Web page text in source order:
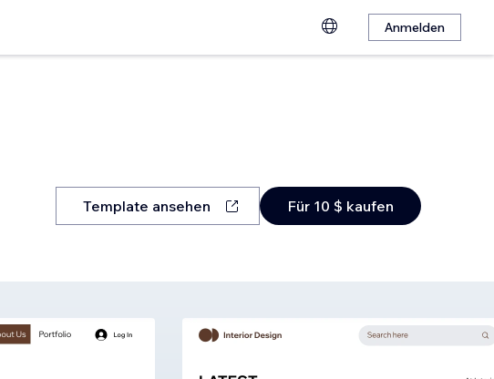
Anmelden
Template ansehen Für 10 $ kaufen